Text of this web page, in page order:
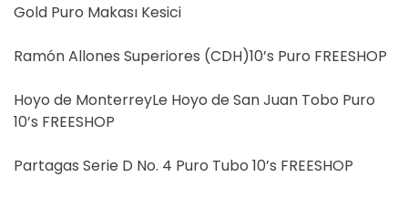
Gold Puro Makası Kesici
Ramón Allones Superiores (CDH)10’s Puro FREESHOP
Hoyo de MonterreyLe Hoyo de San Juan Tobo Puro
10’s FREESHOP
Partagas Serie D No. 4 Puro Tubo 10’s FREESHOP